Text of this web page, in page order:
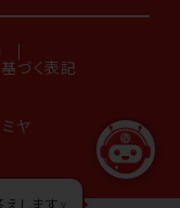
づく表記
ヤ